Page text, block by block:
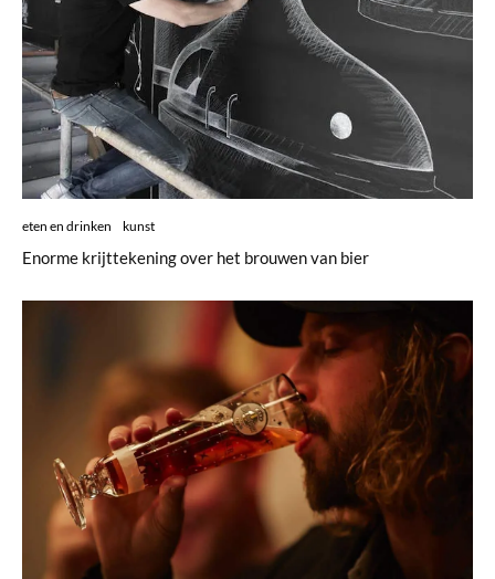
eten en drinken kunst
Enorme krijttekening over het brouwen van bier